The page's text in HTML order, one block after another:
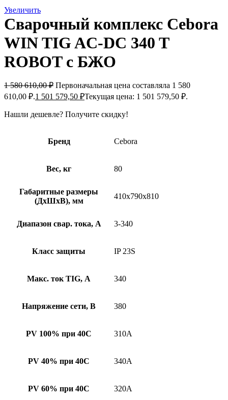
Увеличить
Сварочный комплекс Cebora
WIN TIG AC-DC 340 T
ROBOT с БЖО
1 580 610,00₽ Первоначальная цена составляла 1 580
610,00 ₽.1 501 579,50 ₽Текущая цена: 1 501 579,50 ₽.
Нашли дешевле? Получите скидку!
Бренд Cebora
Вес, кг 80
Габаритные размеры
(ДxШxВ), мм
410x790x810
Диапазон свар. тока, А 3-340
Класс защиты IP 23S
Макс. ток TIG, А 340
Напряжение сети, В 380
PV 100% при 40C 310А
PV 40% при 40C 340А
PV 60% при 40C 320А